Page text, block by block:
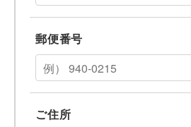
郵便番号
ご住所